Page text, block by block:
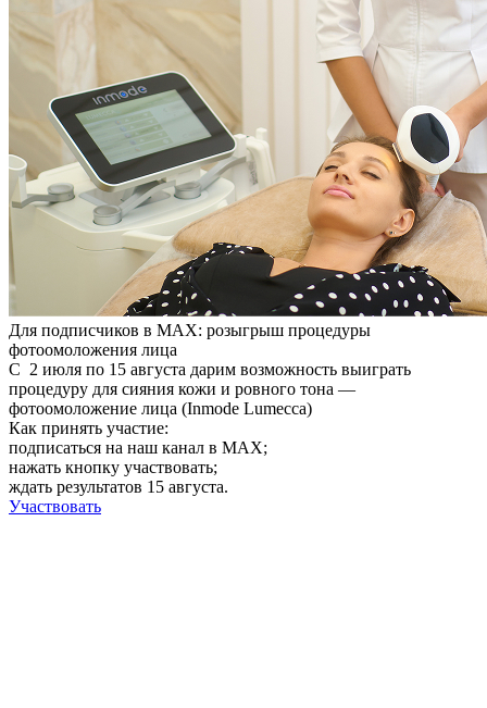
Для подписчиков в MAX: розыгрыш процедуры
фотоомоложения лица
С 2 июля по 15 августа дарим возможность выиграть
процедуру для сияния кожи и ровного тона —
фотоомоложение лица (Inmode Lumecca)
Как принять участие:
подписаться на наш канал в MAX;
нажать кнопку участвовать;
ждать результатов 15 августа.
Участвовать